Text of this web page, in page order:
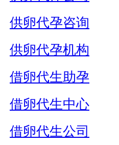
供卵代孕咨询
供卵代孕机构
借卵代生助孕
借卵代生中心
借卵代生公司